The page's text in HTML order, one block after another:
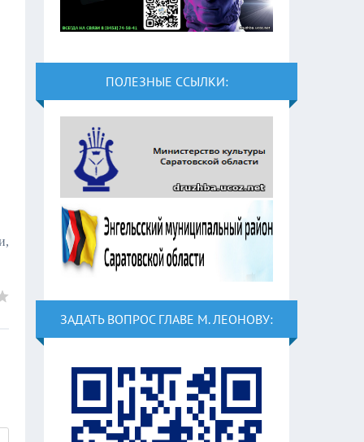
ПОЛЕЗНЫЕ ССЫЛКИ:
ЗАДАТЬ ВОПРОС ГЛАВЕ М. ЛЕОНОВУ: